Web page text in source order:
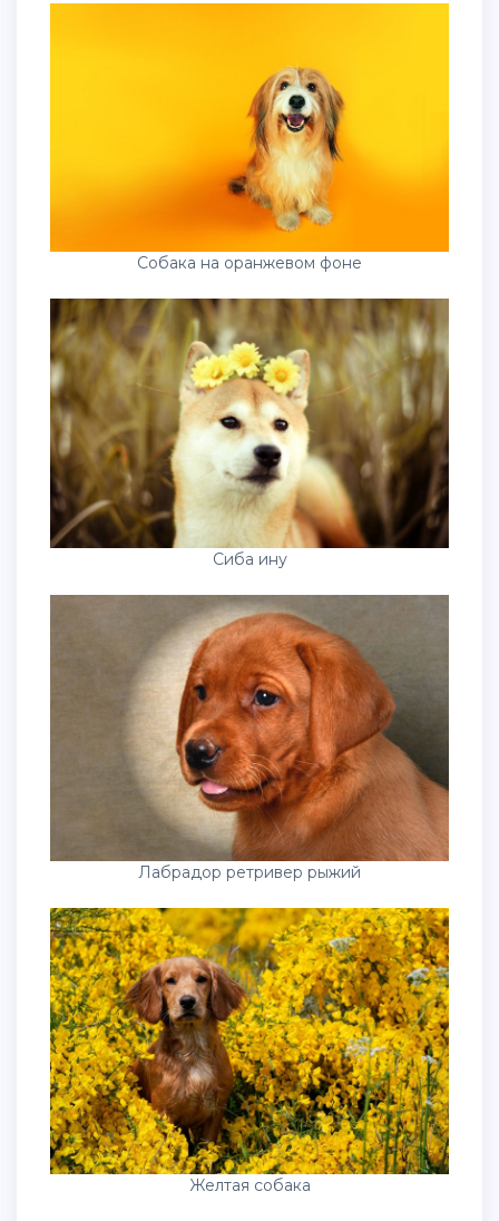
Собака на оранжевом фоне
Сиба ину
Лабрадор ретривер рыжий
Желтая собака